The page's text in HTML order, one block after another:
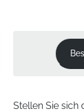
Stellen Sie sich